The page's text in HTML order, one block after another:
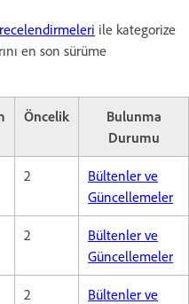
ile kategorize
en son sürüme
Öncelik
Bulunma
Durumu
2
Bültenler ve
Güncellemeler
2
Bültenler ve
Güncellemeler
2
Bültenler ve